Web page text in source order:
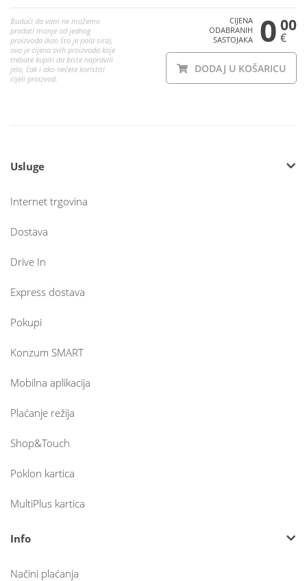
Budući da vam ne možemo
prodati manje od jednog
proizvoda (kao što je pola sira),
ovo je cijena svih proizvoda koje
trebate kupiti da biste napravili
jelo, čak i ako nećete koristiti
cijeli proizvod.
CIJENA
ODABRANIH
SASTOJAKA
0 00
€
DODAJ U KOŠARICU
Usluge
Internet trgovina
Dostava
Drive In
Express dostava
Pokupi
Konzum SMART
Mobilna aplikacija
Plaćanje režija
Shop&Touch
Poklon kartica
MultiPlus kartica
Info
Načini plaćanja